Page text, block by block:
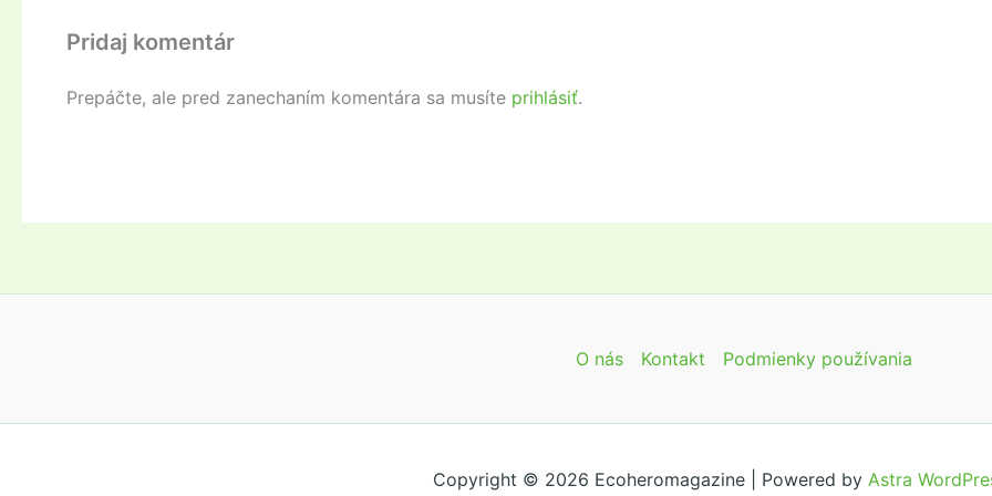
Pridaj komentár
Prepáčte, ale pred zanechaním komentára sa musíte prihlásiť.
O nás Kontakt Podmienky používania
Copyright © 2026 Ecoheromagazine | Powered by Astra